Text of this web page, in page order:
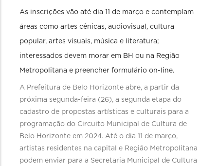
As inscrições vão até dia 11 de março e contemplam
áreas como artes cênicas, audiovisual, cultura
popular, artes visuais, música e literatura;
interessados devem morar em BH ou na Região
Metropolitana e preencher formulário on-line.
A Prefeitura de Belo Horizonte abre, a partir da
próxima segunda-feira (26), a segunda etapa do
cadastro de propostas artísticas e culturais para a
programação do Circuito Municipal de Cultura de
Belo Horizonte em 2024. Até o dia 11 de março,
artistas residentes na capital e Região Metropolitana
podem enviar para a Secretaria Municipal de Cultura